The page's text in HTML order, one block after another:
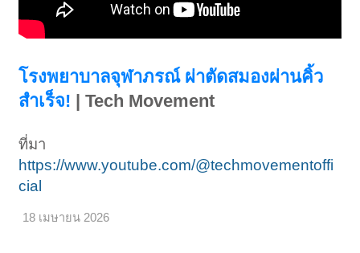
โรงพยาบาลจุฬาภรณ์ ผ่าตัดสมองผ่านคิ้ว
สำเร็จ! | Tech Movement
ที่มา
https://www.youtube.com/@techmovementoffi
cial
18 เมษายน 2026